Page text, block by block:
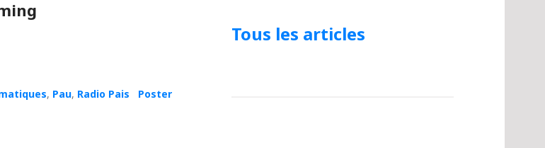
, Pau, Radio Pais
Poster
Tous les articles